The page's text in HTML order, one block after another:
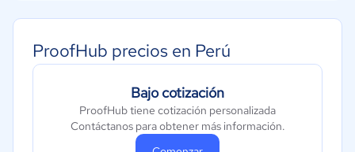
ProofHub precios en Perú
Bajo cotización
ProofHub tiene cotización personalizada
Contáctanos para obtener más información.